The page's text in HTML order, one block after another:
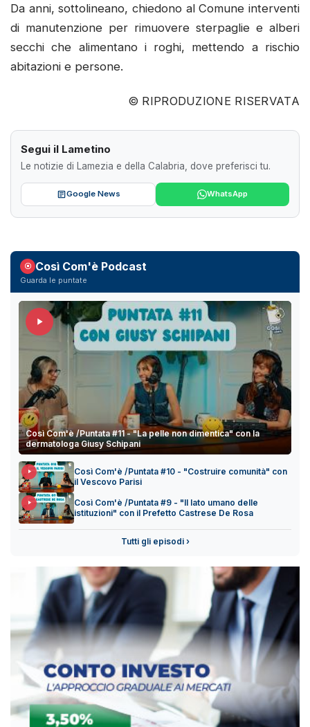
Da anni, sottolineano, chiedono al Comune interventi
di manutenzione per rimuovere sterpaglie e alberi
secchi che alimentano i roghi, mettendo a rischio
abitazioni e persone.
© RIPRODUZIONE RISERVATA
Segui il Lametino
Le notizie di Lamezia e della Calabria, dove preferisci tu.
Google News WhatsApp
Così Com'è Podcast
Guarda le puntate
Così Com'è /Puntata #11 - "La pelle non dimentica" con la
dermatologa Giusy Schipani
Così Com'è /Puntata #10 - "Costruire comunità" con
il Vescovo Parisi
Così Com'è /Puntata #9 - "Il lato umano delle
istituzioni" con il Prefetto Castrese De Rosa
Tutti gli episodi ›